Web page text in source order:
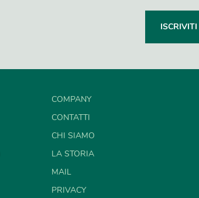
ISCRIVITI
COMPANY
CONTATTI
CHI SIAMO
LA STORIA
MAIL
PRIVACY